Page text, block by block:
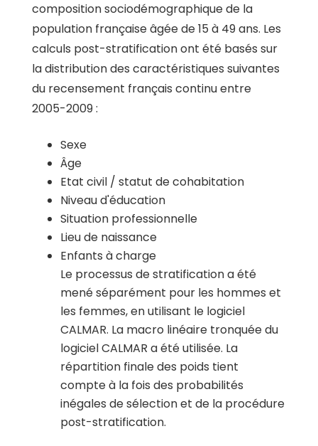
composition sociodémographique de la
population française âgée de 15 à 49 ans. Les
calculs post-stratification ont été basés sur
la distribution des caractéristiques suivantes
du recensement français continu entre
2005-2009 :
Sexe
Âge
Etat civil / statut de cohabitation
Niveau d'éducation
Situation professionnelle
Lieu de naissance
Enfants à charge
Le processus de stratification a été
mené séparément pour les hommes et
les femmes, en utilisant le logiciel
CALMAR. La macro linéaire tronquée du
logiciel CALMAR a été utilisée. La
répartition finale des poids tient
compte à la fois des probabilités
inégales de sélection et de la procédure
post-stratification.